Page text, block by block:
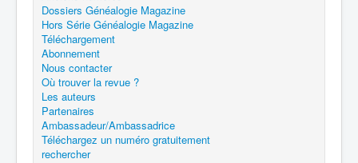
Dossiers Généalogie Magazine
Hors Série Généalogie Magazine
Téléchargement
Abonnement
Nous contacter
Où trouver la revue ?
Les auteurs
Partenaires
Ambassadeur/Ambassadrice
Téléchargez un numéro gratuitement
rechercher